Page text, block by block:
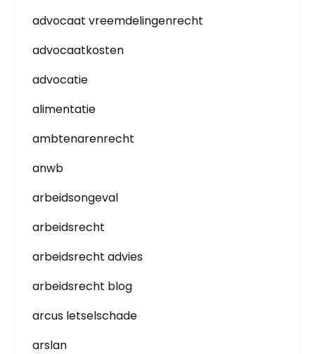
advocaat vreemdelingenrecht
advocaatkosten
advocatie
alimentatie
ambtenarenrecht
anwb
arbeidsongeval
arbeidsrecht
arbeidsrecht advies
arbeidsrecht blog
arcus letselschade
arslan